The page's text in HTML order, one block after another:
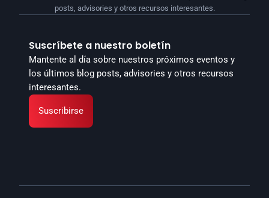
Suscríbete a nuestro boletín
Mantente al día sobre nuestros próximos eventos y
los últimos blog posts, advisories y otros recursos
interesantes.
Suscribirse
posts, advisories y otros recursos interesantes.